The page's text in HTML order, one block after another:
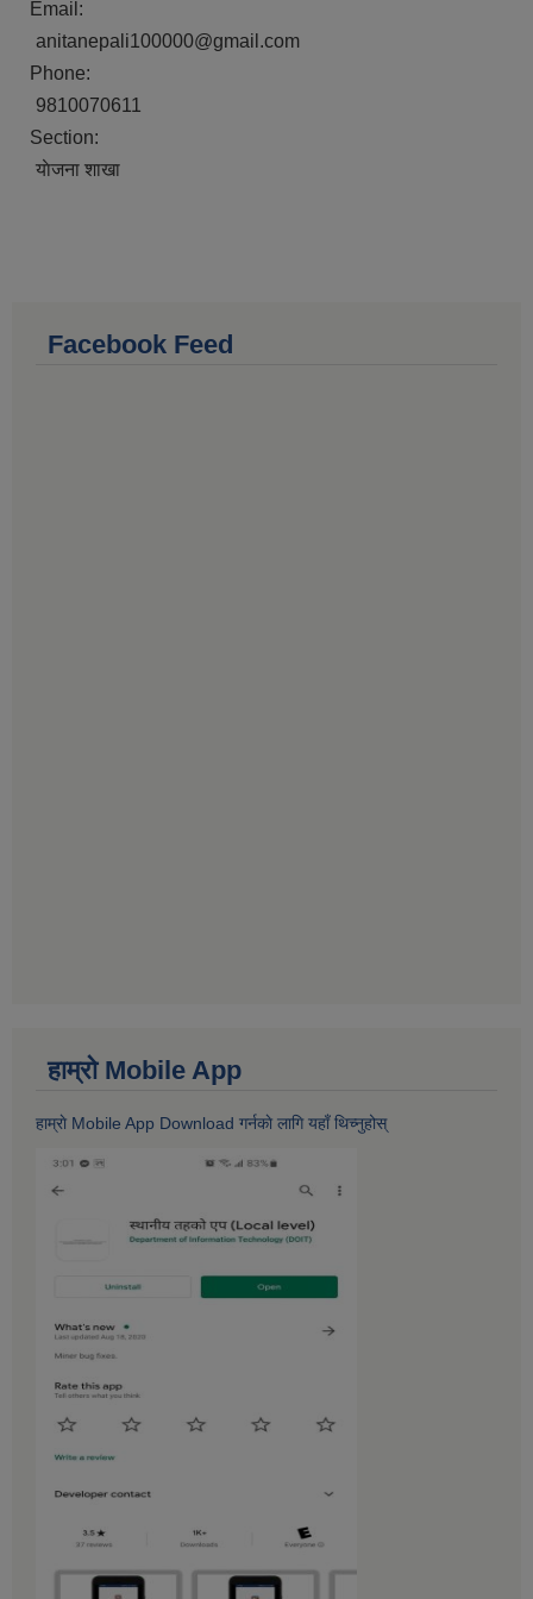
Email:
anitanepali100000@gmail.com
Phone:
9810070611
Section:
याेजना शाखा
Facebook Feed
हाम्राे Mobile App
हाम्राे Mobile App Download गर्नकाे लागि यहाँ थिच्नुहोस्‌